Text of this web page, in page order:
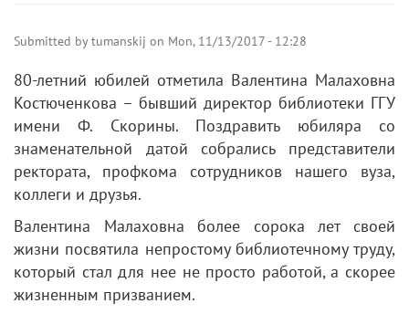
Submitted bytumanskij on Mon, 11/13/2017 - 12:28
80-летний юбилей отметила Валентина Малаховна
Костюченкова – бывший директор библиотеки ГГУ
имени Ф. Скорины. Поздравить юбиляра со
знаменательной датой собрались представители
ректората, профкома сотрудников нашего вуза,
коллеги и друзья.
Валентина Малаховна более сорока лет своей
жизни посвятила непростому библиотечному труду,
который стал для нее не просто работой, а скорее
жизненным призванием.